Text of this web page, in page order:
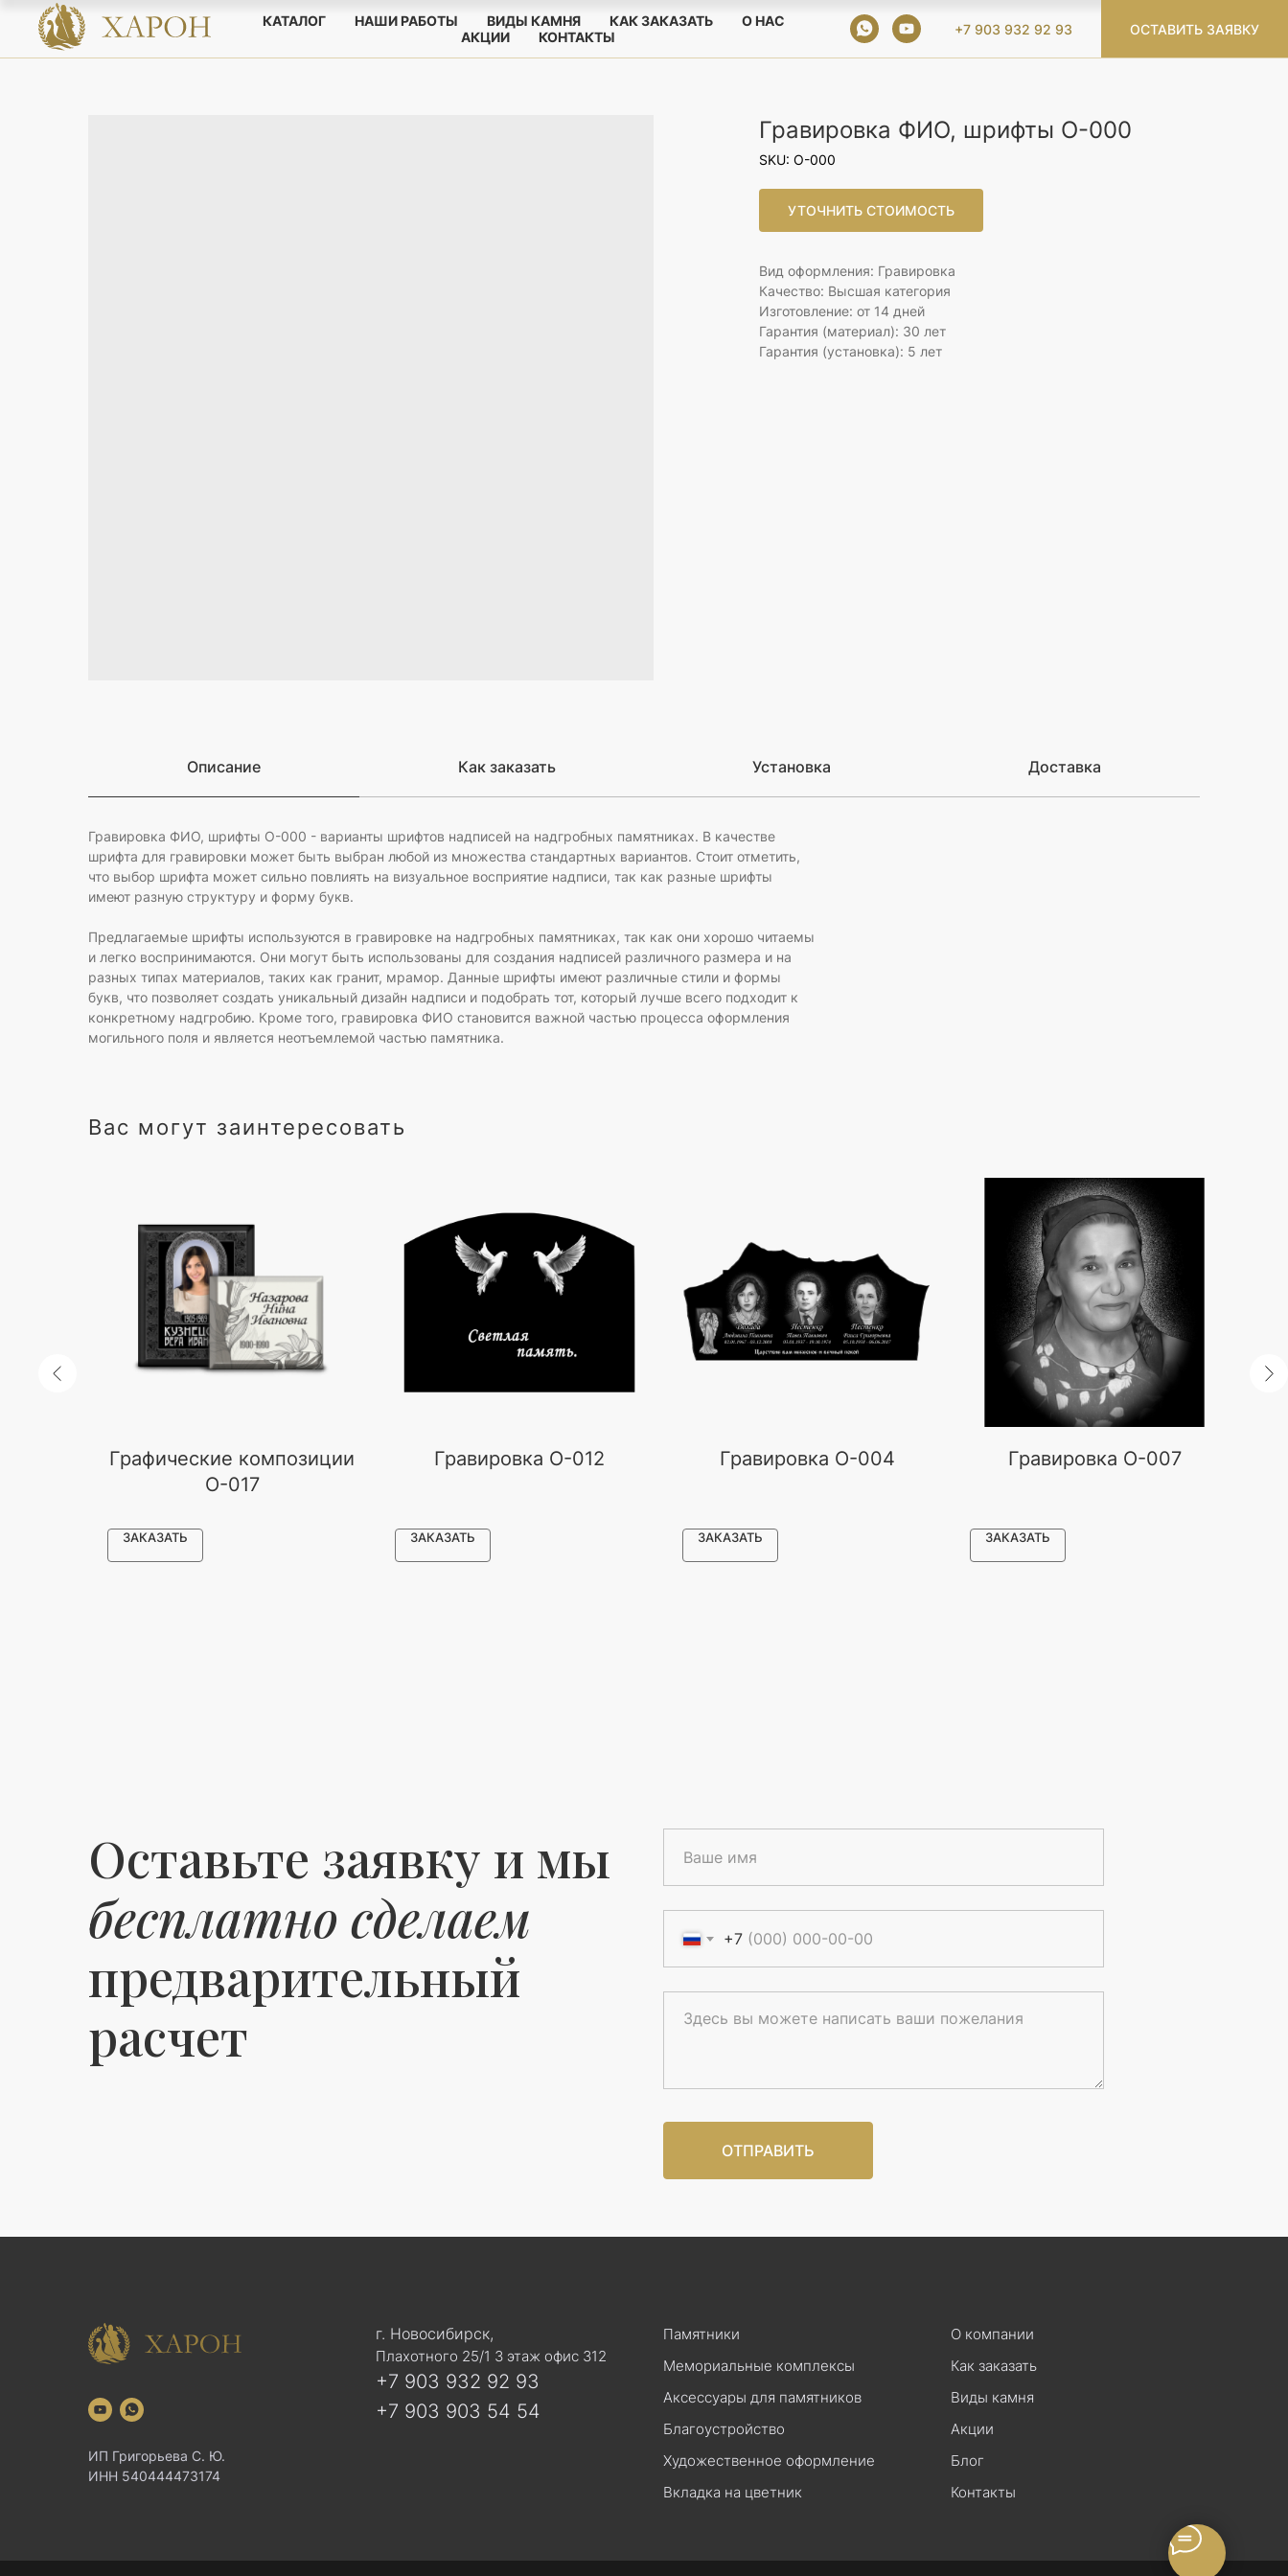
КАТАЛОГ НАШИ РАБОТЫ ВИДЫ КАМНЯ КАК ЗАКАЗАТЬ
О НАС
АКЦИИ
КОНТАКТЫ +7 903 932 92 93 ОСТАВИТЬ ЗАЯВКУ
Гравировка ФИО, шрифты O-000
SKU: O-000
УТОЧНИТЬ СТОИМОСТЬ
Вид оформления: Гравировка
Качество: Высшая категория
Изготовление: от 14 дней
Гарантия (материал): 30 лет
Гарантия (установка): 5 лет
Описание Как заказать Установка Доставка
Гравировка ФИО, шрифты O-000 - варианты шрифтов надписей на надгробных памятниках. В качестве
шрифта для гравировки может быть выбран любой из множества стандартных вариантов. Стоит отметить,
что выбор шрифта может сильно повлиять на визуальное восприятие надписи, так как разные шрифты
имеют разную структуру и форму букв.
Предлагаемые шрифты используются в гравировке на надгробных памятниках, так как они хорошо читаемы
и легко воспринимаются. Они могут быть использованы для создания надписей различного размера и на
разных типах материалов, таких как гранит, мрамор. Данные шрифты имеют различные стили и формы
букв, что позволяет создать уникальный дизайн надписи и подобрать тот, который лучше всего подходит к
конкретному надгробию. Кроме того, гравировка ФИО становится важной частью процесса оформления
могильного поля и является неотъемлемой частью памятника.
Вас могут заинтересовать
Графические композиции
O-017
ЗАКАЗАТЬ
Гравировка O-012
ЗАКАЗАТЬ
Гравировка O-004
ЗАКАЗАТЬ
Гравировка O-007
ЗАКАЗАТЬ
Оставьте заявку и мы
бесплатно сделаем
предварительный
расчет
+7
ОТПРАВИТЬ
ИП Григорьева С. Ю.
ИНН 540444473174
г. Новосибирск,
Плахотного 25/1 3 этаж офис 312
+7 903 932 92 93
+7 903 903 54 54
Памятники
Мемориальные комплексы
Аксессуары для памятников
Благоустройство
Художественное оформление
Вкладка на цветник
О компании
Как заказать
Виды камня
Акции
Блог
Контакты